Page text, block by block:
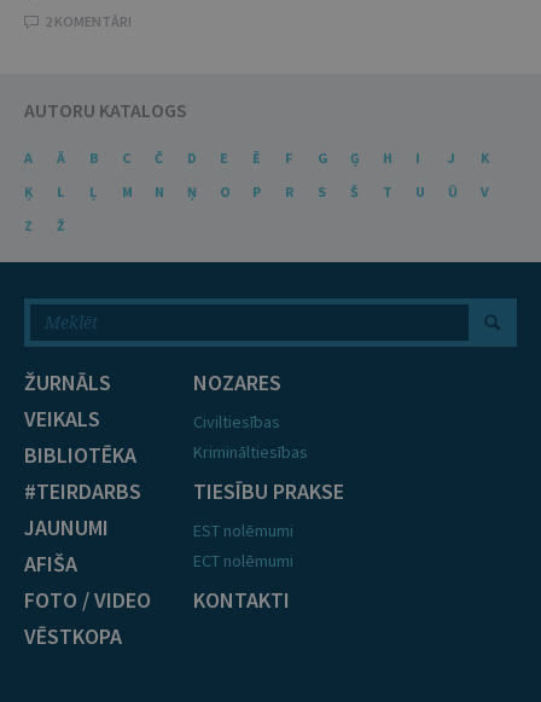
2 KOMENTĀRI
AUTORU KATALOGS
A Ā B C Č D E Ē F G Ģ H I J
K
Ķ
L Ļ M N Ņ O P R S Š T U Ū
V
Z
Ž
ŽURNĀLS
VEIKALS
BIBLIOTĒKA
#TEIRDARBS
JAUNUMI
AFIŠA
FOTO / VIDEO
VĒSTKOPA
NOZARES
Civiltiesības
Krimināltiesības
TIESĪBU PRAKSE
EST nolēmumi
ECT nolēmumi
KONTAKTI